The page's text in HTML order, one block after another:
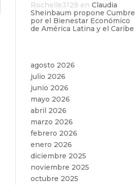
Rochelle3129 en Claudia
Sheinbaum propone Cumbre
por el Bienestar Económico
de América Latina y el Caribe
agosto 2026
julio 2026
junio 2026
mayo 2026
abril 2026
marzo 2026
febrero 2026
enero 2026
diciembre 2025
noviembre 2025
octubre 2025